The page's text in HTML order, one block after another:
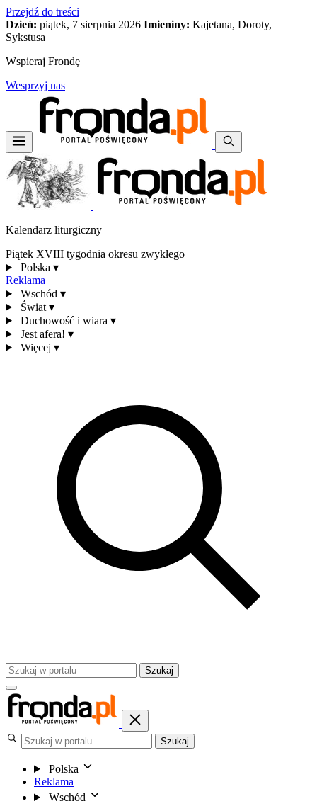
Przejdź do treści
Dzień: piątek, 7 sierpnia 2026 Imieniny: Kajetana, Doroty,
Sykstusa
Wspieraj Frondę
Wesprzyj nas
Kalendarz liturgiczny
Piątek XVIII tygodnia okresu zwykłego
Polska ▾
Reklama
Wschód ▾
Świat ▾
Duchowość i wiara ▾
Jest afera! ▾
Więcej ▾
Szukaj
Szukaj
Polska
Reklama
Wschód